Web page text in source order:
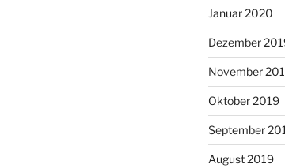
Januar 2020
Dezember
November
Oktober 2019
September
August 2019